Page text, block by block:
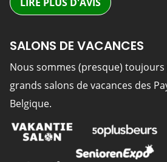
SALONS DE VACANCES
Nous sommes (presque)
grands salons de vacances des
Belgique.